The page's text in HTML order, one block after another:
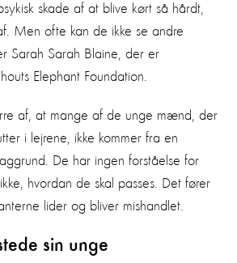
skade af at blive kørt så hårdt,
Men ofte kan de ikke se andre
Sarah Sarah Blaine, der er
Elephant Foundation.
af, at mange af de unge mænd, der
i lejrene, ikke kommer fra en
De har ingen forståelse for
hvordan de skal passes. Det fører
lider og bliver mishandlet.
sin unge